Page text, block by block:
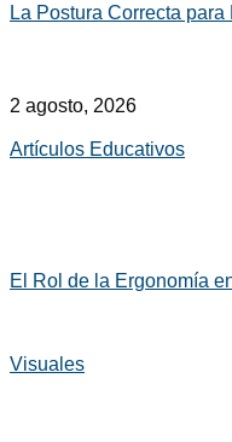
La Postura Correcta
2 agosto, 2026
Artículos Educativos
El Rol de la Ergonomía
Visuales